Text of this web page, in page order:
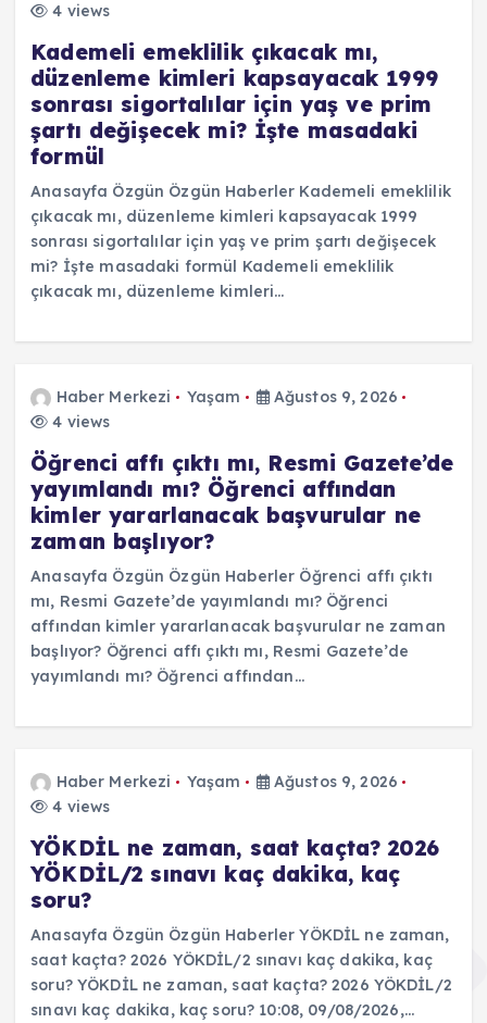
4 views
Kademeli emeklilik çıkacak mı,
düzenleme kimleri kapsayacak 1999
sonrası sigortalılar için yaş ve prim
şartı değişecek mi? İşte masadaki
formül
Anasayfa Özgün Özgün Haberler Kademeli emeklilik
çıkacak mı, düzenleme kimleri kapsayacak 1999
sonrası sigortalılar için yaş ve prim şartı değişecek
mi? İşte masadaki formül Kademeli emeklilik
çıkacak mı, düzenleme kimleri…
Haber Merkezi Yaşam
Ağustos 9, 2026
4 views
Öğrenci affı çıktı mı, Resmi Gazete’de
yayımlandı mı? Öğrenci affından
kimler yararlanacak başvurular ne
zaman başlıyor?
Anasayfa Özgün Özgün Haberler Öğrenci affı çıktı
mı, Resmi Gazete’de yayımlandı mı? Öğrenci
affından kimler yararlanacak başvurular ne zaman
başlıyor? Öğrenci affı çıktı mı, Resmi Gazete’de
yayımlandı mı? Öğrenci affından…
Haber Merkezi Yaşam
Ağustos 9, 2026
4 views
YÖKDİL ne zaman, saat kaçta? 2026
YÖKDİL/2 sınavı kaç dakika, kaç
soru?
Anasayfa Özgün Özgün Haberler YÖKDİL ne zaman,
saat kaçta? 2026 YÖKDİL/2 sınavı kaç dakika, kaç
soru? YÖKDİL ne zaman, saat kaçta? 2026 YÖKDİL/2
sınavı kaç dakika, kaç soru? 10:08, 09/08/2026,…